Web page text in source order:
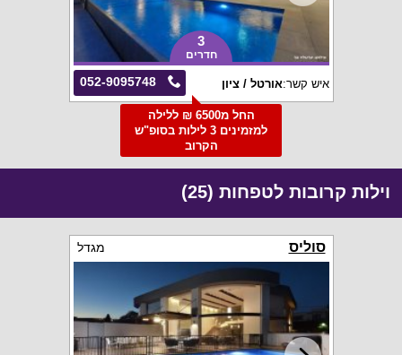
3
חדרים
052-9095748 איש קשר:אורטל / ציון
החל מ6500 ₪ ללילה
למזמינים 3 לילות בסופ"ש
הקרוב
וילות קרובות לטפחות (25)
סוליס מגדל